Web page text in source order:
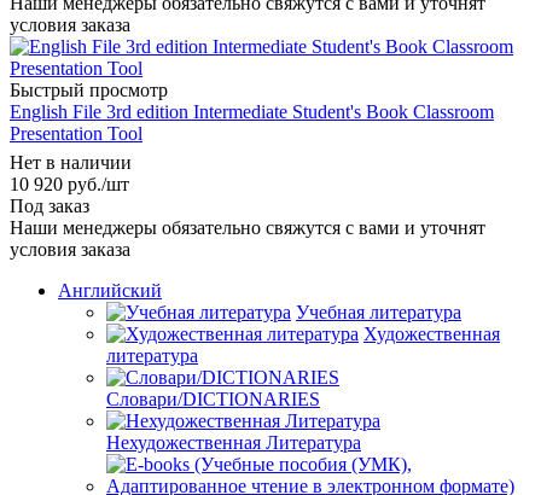
условия заказа
Быстрый просмотр
English File 3rd edition Intermediate Student's Book Classroom
Presentation Tool
Нет в наличии
10 920 руб./шт
Под заказ
Наши менеджеры обязательно свяжутся с вами и уточнят
условия заказа
Английский
Учебная литература
Художественная
литература
Словари/DICTIONARIES
Нехудожественная Литература